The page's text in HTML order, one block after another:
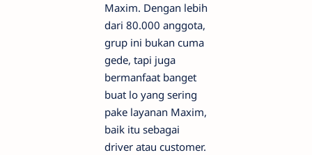
Maxim. Dengan lebih
dari 80.000 anggota,
grup ini bukan cuma
gede, tapi juga
bermanfaat banget
buat lo yang sering
pake layanan Maxim,
baik itu sebagai
driver atau customer.